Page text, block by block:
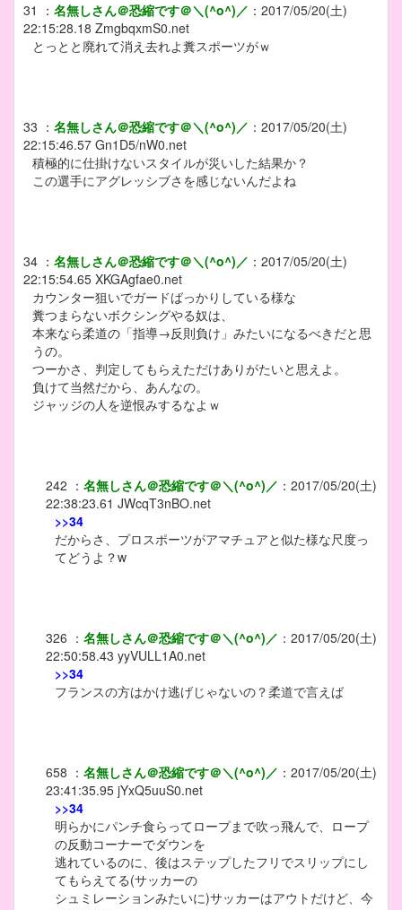
31 ： 名無しさん＠恐縮です＠＼(^o^)／ ： 2017/05/20(土)
22:15:28.18 ZmgbqxmS0.net
とっとと廃れて消え去れよ糞スポーツがｗ
33 ： 名無しさん＠恐縮です＠＼(^o^)／ ： 2017/05/20(土)
22:15:46.57 Gn1D5/nW0.net
積極的に仕掛けないスタイルが災いした結果か？
この選手にアグレッシブさを感じないんだよね
34 ： 名無しさん＠恐縮です＠＼(^o^)／ ： 2017/05/20(土)
22:15:54.65 XKGAgfae0.net
カウンター狙いでガードばっかりしている様な
糞つまらないボクシングやる奴は、
本来なら柔道の「指導→反則負け」みたいになるべきだと思
うの。
つーかさ、判定してもらえただけありがたいと思えよ。
負けて当然だから、あんなの。
ジャッジの人を逆恨みするなよｗ
242 ： 名無しさん＠恐縮です＠＼(^o^)／ ： 2017/05/20(土)
22:38:23.61 JWcqT3nBO.net
>>34
だからさ、プロスポーツがアマチュアと似た様な尺度っ
てどうよ？w
326 ： 名無しさん＠恐縮です＠＼(^o^)／ ： 2017/05/20(土)
22:50:58.43 yyVULL1A0.net
>>34
フランスの方はかけ逃げじゃないの？柔道で言えば
658 ： 名無しさん＠恐縮です＠＼(^o^)／ ： 2017/05/20(土)
23:41:35.95 jYxQ5uuS0.net
>>34
明らかにパンチ食らってロープまで吹っ飛んで、ロープ
の反動コーナーでダウンを
逃れているのに、後はステップしたフリでスリップにし
てもらえてる(サッカーの
シュミレーションみたいに)サッカーはアウトだけど、今